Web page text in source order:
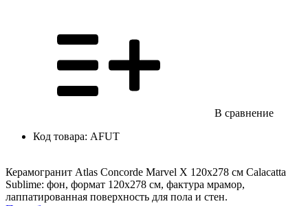
В сравнение
Код товара: AFUT
Керамогранит Atlas Concorde Marvel X 120x278 см Calacatta
Sublime: фон, формат 120x278 см, фактура мрамор,
лаппатированная поверхность для пола и стен.